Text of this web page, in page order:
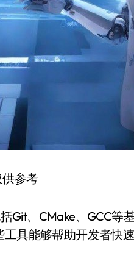
参考
Git、CMake、GCC等
具能够帮助开发者快